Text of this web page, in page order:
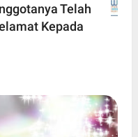
Telah
Kepada